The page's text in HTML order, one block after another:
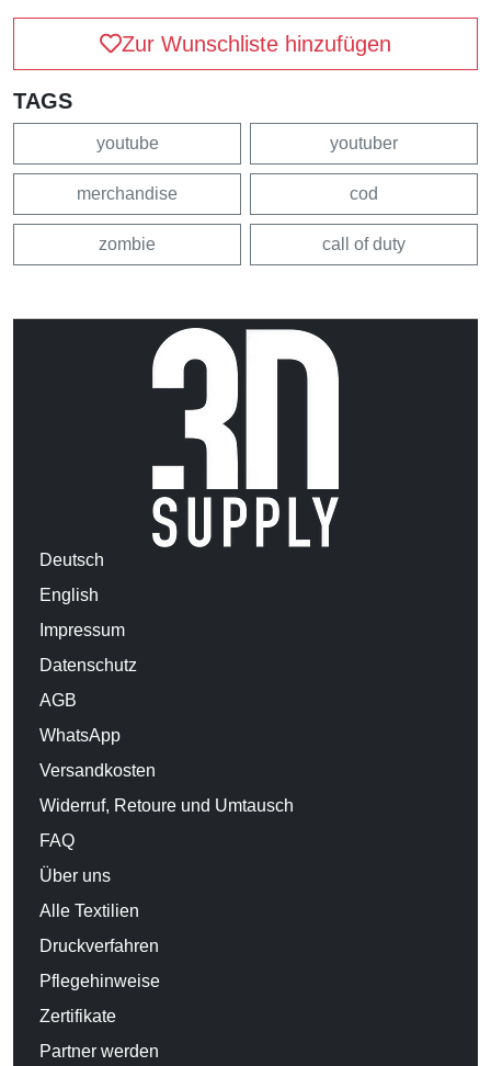
Zur Wunschliste hinzufügen
TAGS
youtube youtuber
merchandise cod
zombie call of duty
Deutsch
English
Impressum
Datenschutz
AGB
WhatsApp
Versandkosten
Widerruf, Retoure und Umtausch
FAQ
Über uns
Alle Textilien
Druckverfahren
Pflegehinweise
Zertifikate
Partner werden